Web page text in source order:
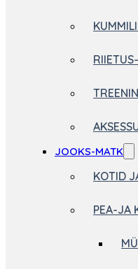
JOOKS-MATK
KOTID
PEA-JA